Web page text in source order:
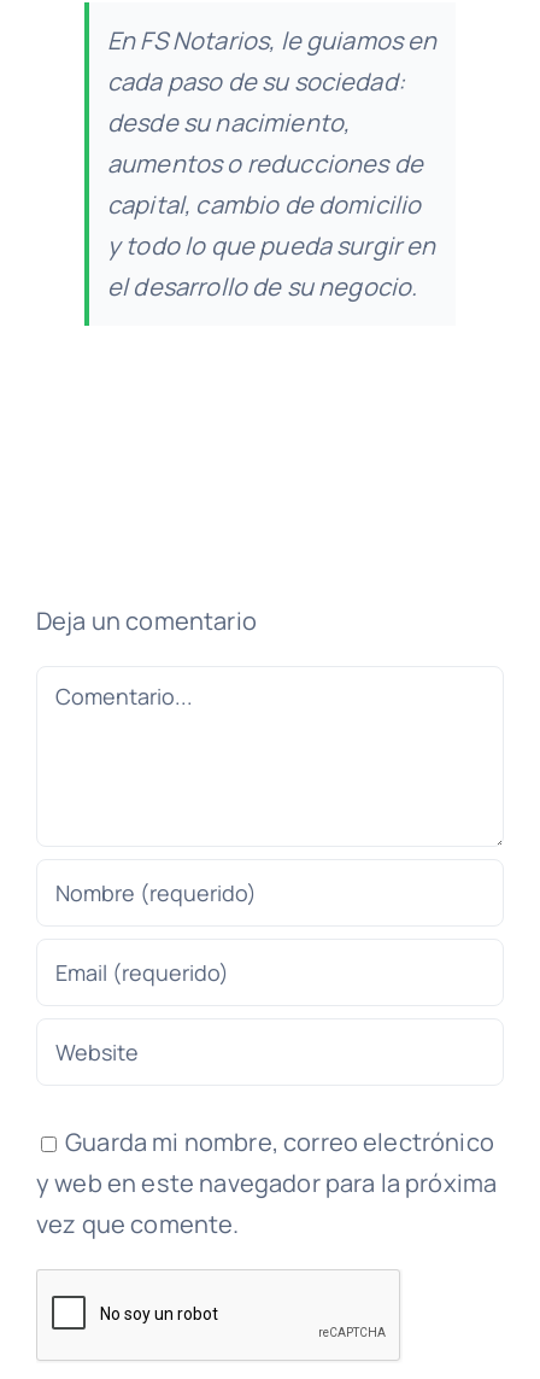
En FS Notarios, le guiamos en
cada paso de su sociedad:
desde su nacimiento,
aumentos o reducciones de
capital, cambio de domicilio
y todo lo que pueda surgir en
el desarrollo de su negocio.
Deja un comentario
Comentario
Guarda mi nombre, correo electrónico
y web en este navegador para la próxima
vez que comente.